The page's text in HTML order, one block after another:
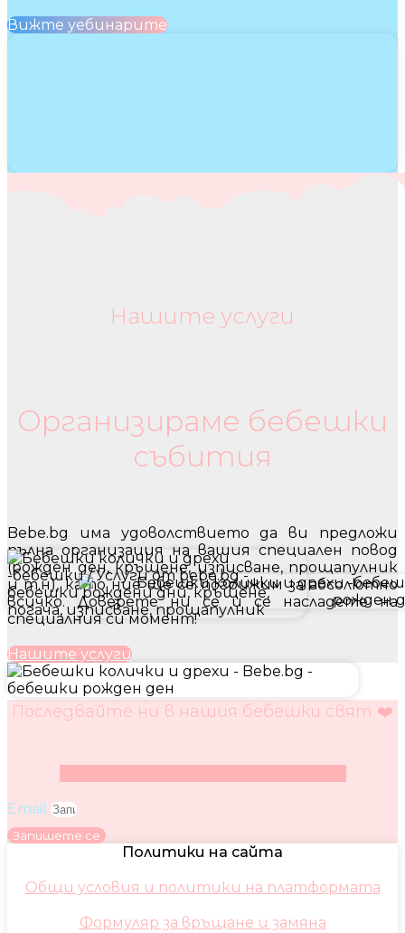
Вижте уебинарите
Нашите услуги
Организираме бебешки
събития
Bebe.bg има удоволствието да ви предложи
пълна организация на вашия специален повод
(рожден ден, кръщене, изписване, прощапулник
и т.н), като ние ще се погрижим за абсолютно
всичко. Доверете ни се и се насладете на
специалния си момент!
Нашите услуги
Последвайте ни в нашия бебешки свят ❤️
Email
Запишете се
Политики на сайта
Общи условия и политики на платформата
Формуляр за връщане и замяна